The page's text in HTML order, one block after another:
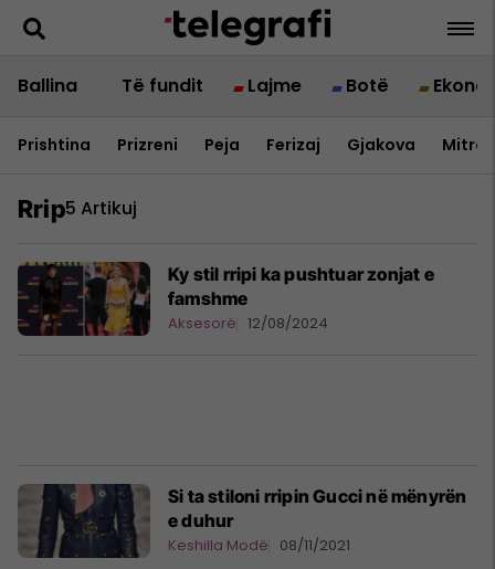
Ballina Të fundit Lajme Botë
Prishtina Prizreni Peja Ferizaj Gjakova
Rrip5 Artikuj
Ky stil rripi ka pushtuar zonjat e
famshme
Aksesorë 12/08/2024
Si ta stiloni rripin Gucci në mënyrën
e duhur
Keshilla Modë 08/11/2021